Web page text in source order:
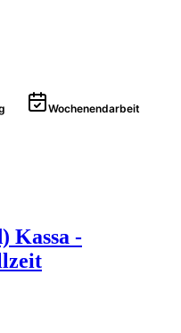
Wochenendarbeit
Kassa -